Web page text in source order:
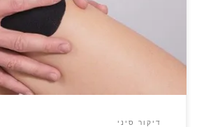
מצבם של רקמות החיבור והשרירים. אף על
אשר תופס בחוזקה את המקום, הוא גם
להזיז את מפרקיו בטווח תנועה סביר ועם
דיקור סיני